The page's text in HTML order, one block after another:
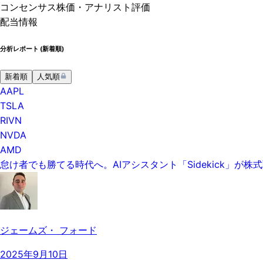
コンセンサス株価 ・アナリスト評価
配当情報
分析レポート (新着順)
新着順 人気順
AAPL
TSLA
RIVN
NVDA
AMD
怠け者でも勝てる時代へ。AIアシスタント「Sidekick」が株
ジェームズ・ フォード
2025年9月10日